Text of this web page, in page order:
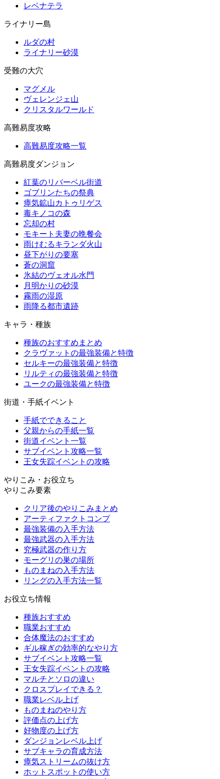
レベナテラ
ライナリー島
ルダの村
ライナリー砂漠
受難の大穴
マグメル
ヴェレンジェ山
クリスタルワールド
高難易度攻略
高難易度攻略一覧
高難易度ダンジョン
紅葉のリバーベル街道
ゴブリンたちの祭典
瘴気鉱山カトゥリゲス
毒キノコの森
忘却の村
モキート夫妻の晩餐会
雨けむるキランダ火山
昼下がりの要塞
蒼の洞窟
氷結のヴェオル水門
月明かりの砂漠
霧雨の湿原
雨降る都市遺跡
キャラ・種族
種族のおすすめまとめ
クラヴァットの最強装備と特徴
セルキーの最強装備と特徴
リルティの最強装備と特徴
ユークの最強装備と特徴
街道・手紙イベント
手紙でできること
父親からの手紙一覧
街道イベント一覧
サブイベント攻略一覧
王女失踪イベントの攻略
やりこみ・お役立ち
やりこみ要素
クリア後のやりこみまとめ
アーティファクトコンプ
最強装備の入手方法
最強武器の入手方法
究極武器の作り方
モーグリの巣の場所
ものまねの入手方法
リングの入手方法一覧
お役立ち情報
種族おすすめ
職業おすすめ
合体魔法のおすすめ
ギル稼ぎの効率的なやり方
サブイベント攻略一覧
王女失踪イベントの攻略
マルチとソロの違い
クロスプレイできる？
職業レベル上げ
ものまねのやり方
評価点の上げ方
好物度の上げ方
ダンジョンレベル上げ
サブキャラの育成方法
瘴気ストリームの抜け方
ホットスポットの使い方